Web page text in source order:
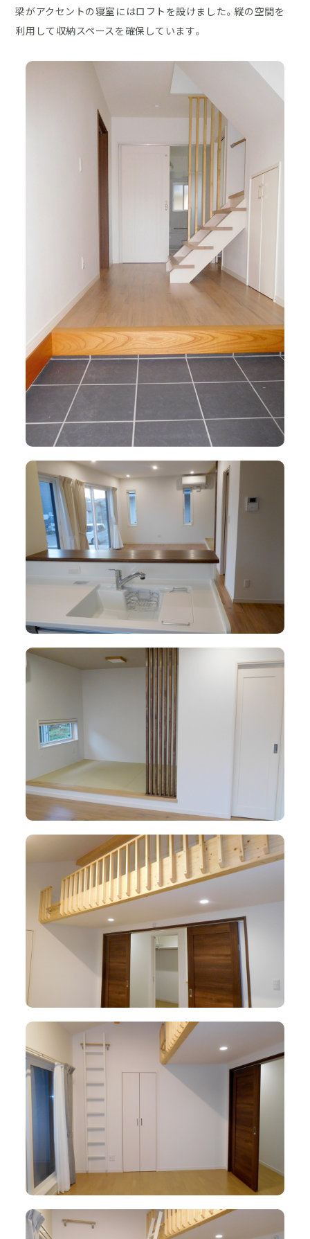
梁がアクセントの寝室にはロフトを設けました。縦の空間を
利用して収納スペースを確保しています。